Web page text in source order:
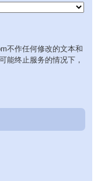
不作任何修改的文本和
能终止服务的情况下，